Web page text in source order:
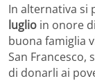
In alternativa si
luglio in onore
buona famiglia
San Francesco,
di donarli ai